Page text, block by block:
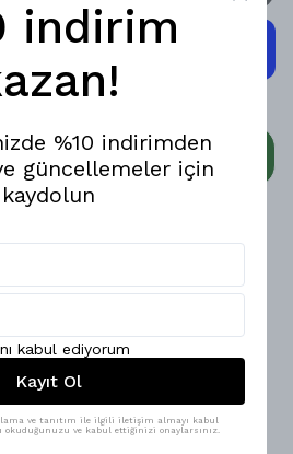
WHATSAPP
kargo
dinamik tasarımıyla öne
de rahatlığı bir arada sunan bu
malzeme ile üretilmiştir.; yüksek
yumuşak ve konforlu hale
bile rahatlık sağlar.; Sokak
indirim
%10 indirimden
güncellemeler için
kaydolun
kabul ediyorum
Kayıt Ol
ve tanıtım ile ilgili iletişim almayı kabul
okuduğunuzu ve kabul ettiğinizi onaylarsınız.